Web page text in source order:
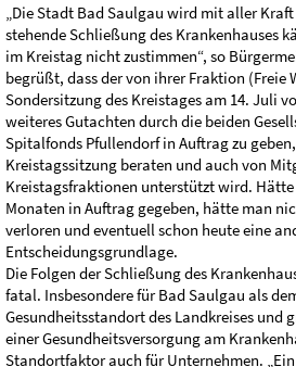
„Die Stadt Bad Saulgau wird mit aller
stehende Schließung des Krankenhauses
im Kreistag nicht zustimmen“, so
begrüßt, dass der von ihrer Fraktion (Freie
Sondersitzung des Kreistages am 14. Juli
weiteres Gutachten durch die beiden
Spitalfonds Pfullendorf in Auftrag zu
Kreistagssitzung beraten und auch von
Kreistagsfraktionen unterstützt wird. Hätte
Monaten in Auftrag gegeben, hätte man
verloren und eventuell schon heute eine
Entscheidungsgrundlage.
Die Folgen der Schließung des
fatal. Insbesondere für Bad Saulgau als
Gesundheitsstandort des Landkreises und
einer Gesundheitsversorgung am
Standortfaktor auch für Unternehmen.